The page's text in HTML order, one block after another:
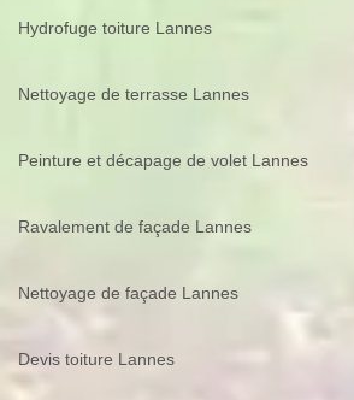
Hydrofuge toiture Lannes
Nettoyage de terrasse Lannes
Peinture et décapage de volet Lannes
Ravalement de façade Lannes
Nettoyage de façade Lannes
Devis toiture Lannes